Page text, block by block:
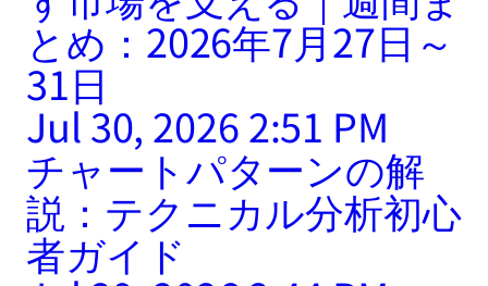
とめ：2026年7月27日～
31日
Jul 30, 2026 2:51 PM
チャートパターンの解
説：テクニカル分析初心
者ガイド